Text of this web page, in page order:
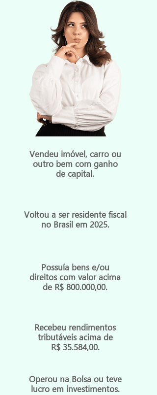
Vendeu imóvel, carro ou
outro bem com ganho
de capital.
Voltou a ser residente fiscal
no Brasil em 2025.
Possuía bens e/ou
direitos com valor acima
de R$ 800.000,00.
Recebeu rendimentos
tributáveis acima de
R$ 35.584,00.
Operou na Bolsa ou teve
lucro em investimentos.